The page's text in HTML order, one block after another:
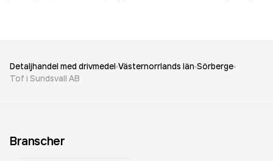
Detaljhandel med drivmedel Västernorrlands län Sörberge
Tof i Sundsvall AB
Branscher